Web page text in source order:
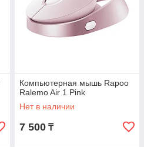
Компьютерная мышь Rapoo
Ralemo Air 1 Pink
Нет в наличии
7 500 ₸